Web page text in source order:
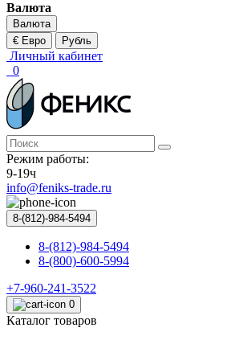
Валюта
Валюта
€ Евро
Рубль
Личный кабинет
0
Режим работы:
9-19ч
info@feniks-trade.ru
8-(812)-984-5494
8-(812)-984-5494
8-(800)-600-5994
+7-960-241-3522
0
Каталог товаров